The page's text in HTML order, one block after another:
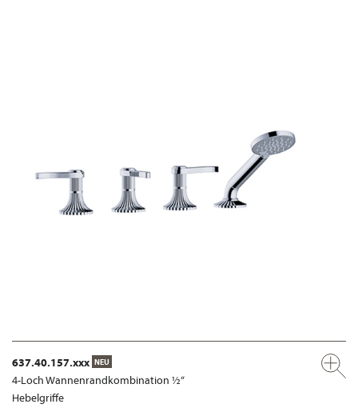
637.40.157.xxx NEU
4-Loch Wannenrandkombination ½“
Hebelgriffe